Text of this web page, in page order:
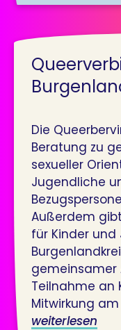
Die
Beratung zu
sexueller
Jugendliche
Außerdem
für Kinder
gemeinsamer
Teilnahme an
Mitwirkung am
weiterlesen